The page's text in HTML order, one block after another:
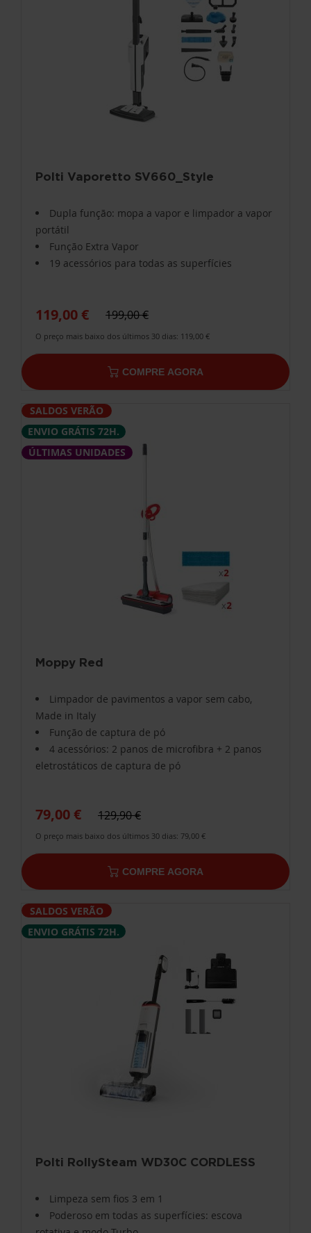
Polti Vaporetto SV660_Style
Dupla função: mopa a vapor e limpador a vapor
portátil
Função Extra Vapor
19 acessórios para todas as superfícies
119,00 € 199,00 €
O preço mais baixo dos últimos 30 dias: 119,00 €
COMPRE AGORA
SALDOS VERÃO
ENVIO GRÁTIS 72H.
ÚLTIMAS UNIDADES
Moppy Red
Limpador de pavimentos a vapor sem cabo,
Made in Italy
Função de captura de pó
4 acessórios: 2 panos de microfibra + 2 panos
eletrostáticos de captura de pó
79,00 € 129,90 €
O preço mais baixo dos últimos 30 dias: 79,00 €
COMPRE AGORA
SALDOS VERÃO
ENVIO GRÁTIS 72H.
Polti RollySteam WD30C CORDLESS
Limpeza sem fios 3 em 1
Poderoso em todas as superfícies: escova